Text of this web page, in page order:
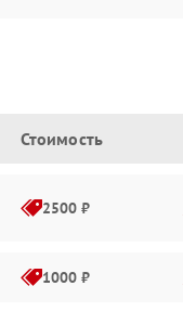
Стоимость
2500 ₽
1000 ₽